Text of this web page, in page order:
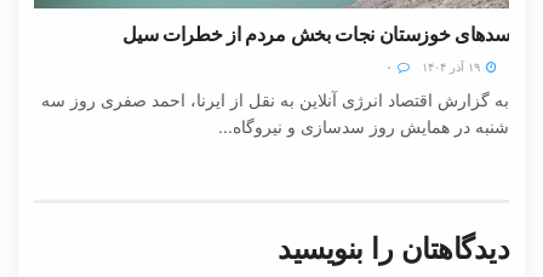
سدهای خوزستان نجات بخش مردم از خطرات سیل
به گزارش اقتصاد انرژی آنلاین به نقل از ایرنا، احمد صفری روز سه
شنبه در همایش روز سدسازی و نیروگاه...
دیدگاهتان را بنویسید